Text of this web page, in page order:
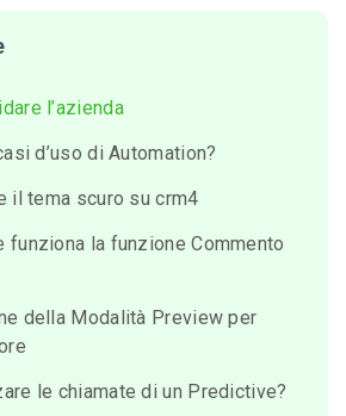
l’azienda
d’uso di Automation?
il tema scuro su crm4
funziona la funzione Commento
della Modalità Preview per
le chiamate di un Predictive?